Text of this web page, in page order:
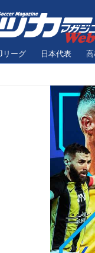
リーグ 日本代表